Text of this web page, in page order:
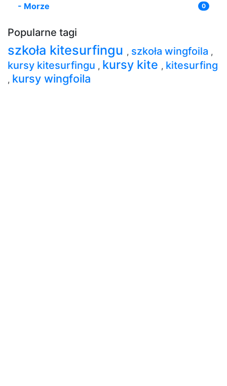
- Morze 0
Popularne tagi
szkoła kitesurfingu , szkoła wingfoila ,
kursy kitesurfingu , kursy kite , kitesurfing
, kursy wingfoila